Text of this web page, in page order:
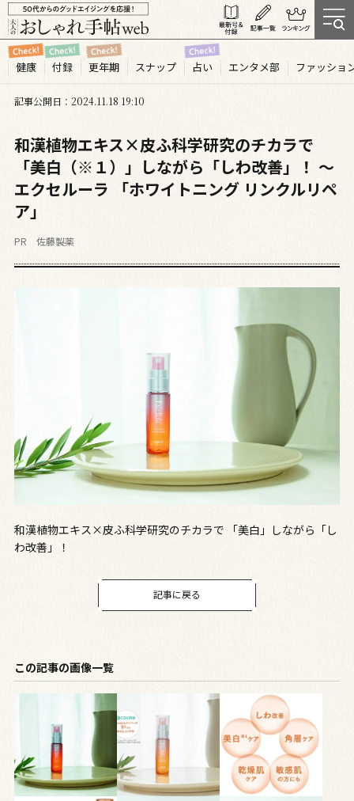
健康 付録 更年期 スナップ 占い エンタメ部 ファッショ
記事公開日 2024.11 18 19:10
和漢植物エキス×皮ふ科学研究のチカラで
「美白（※１）」しながら「しわ改善」！ ～
エクセルーラ 「ホワイトニング リンクルリペ
ア」
PR 佐藤製薬
和漢植物エキス×皮ふ科学研究のチカラで 「美白」しながら「し
わ改善」！
記事に戻る
この記事の画像一覧